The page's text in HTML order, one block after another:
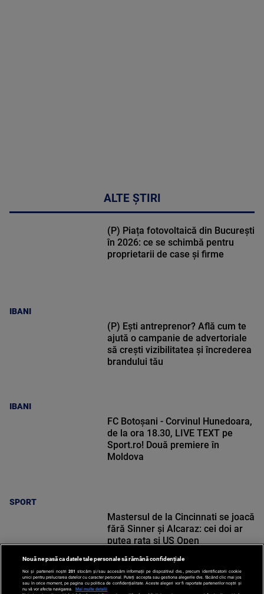
ALTE ȘTIRI
IBANI
(P) Piața fotovoltaică din București
în 2026: ce se schimbă pentru
proprietarii de case și firme
IBANI
(P) Ești antreprenor? Află cum te
ajută o campanie de advertoriale
să crești vizibilitatea și încrederea
brandului tău
SPORT
FC Botoșani - Corvinul Hunedoara,
de la ora 18.30, LIVE TEXT pe
Sport.ro! Două premiere în
Moldova
Mastersul de la Cincinnati se joacă
fără Sinner și Alcaraz: cei doi ar
putea rata și US Open
Nouă ne pasă ca datele tale personale să rămână confidențiale
Noi și partenerii noștri 201 stocăm și/sau accesăm informații pe dispozitivul dvs., precum identificatorii cookie
unici pentru prelucrarea datelor cu caracter personal. Puteți accepta sau gestiona alegerile dvs. făcând clic mai jos
sau în orice moment, pe pagina cu politica de confidențialitate. Aceste alegeri vor fi raportate partenerilor noștri și
nu vă vor afecta navigarea.
Mai multe detalii